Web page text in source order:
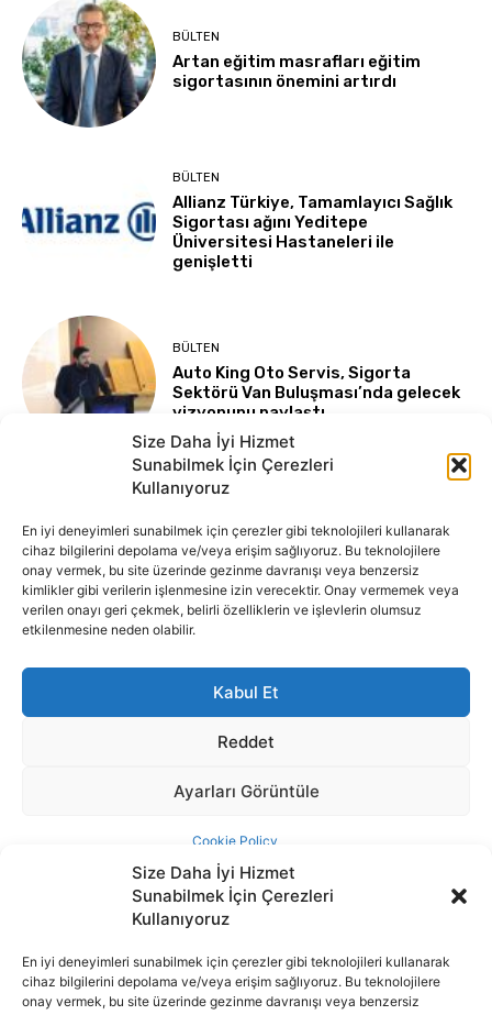
Size Daha İyi Hizmet
Sunabilmek İçin Çerezleri
Kullanıyoruz
En iyi deneyimleri sunabilmek için çerezler gibi teknolojileri kullanarak
cihaz bilgilerini depolama ve/veya erişim sağlıyoruz. Bu teknolojilere
onay vermek, bu site üzerinde gezinme davranışı veya benzersiz
İnternet portalımızda yer alan tüm haber metini, resim ve benzeri
içeriğin hakları Sigortamedya Yayıncılık A.Ş.'ye aittir. Hiçbir şekilde